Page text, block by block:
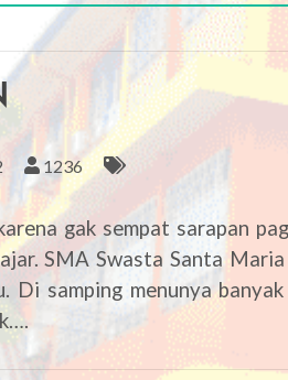
1236
gak sempat sarapan
SMA Swasta Santa
Di samping menunya